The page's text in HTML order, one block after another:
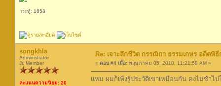
กระทู้: 1658
songkhla
Administrator
Jr. Member
คะแนนความนิยม: 26
Re: เจาะลึกชีวิต กรรณิกา ธรรมเกษร อดีตพิธี
« ตอบ #4 เมื่อ: พฤษภาคม 05, 2010, 11:21:58 AM »
แหม ผมก็เพิ่งรู้ประวัติเขาเหมือนกัน คงไม่ช้าไ